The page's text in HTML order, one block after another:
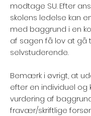
modtage SU. Efter
skolens ledelse kan
med baggrund i en
af sagen få lov at gå
selvstuderende.
Bemærk i øvrigt, at
efter en individuel og
vurdering af
fravær/skriftlige